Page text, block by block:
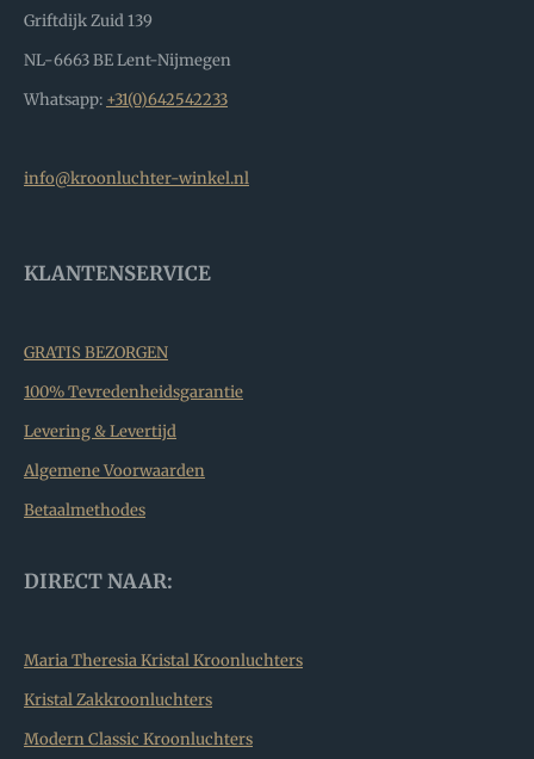
Griftdijk Zuid 139
NL-6663 BE Lent-Nijmegen
Whatsapp: +31(0)642542233
info@kroonluchter-winkel.nl
KLANTENSERVICE
GRATIS BEZORGEN
100% Tevredenheidsgarantie
Levering & Levertijd
Algemene Voorwaarden
Betaalmethodes
DIRECT NAAR:
Maria Theresia Kristal Kroonluchters
Kristal Zakkroonluchters
Modern Classic Kroonluchters